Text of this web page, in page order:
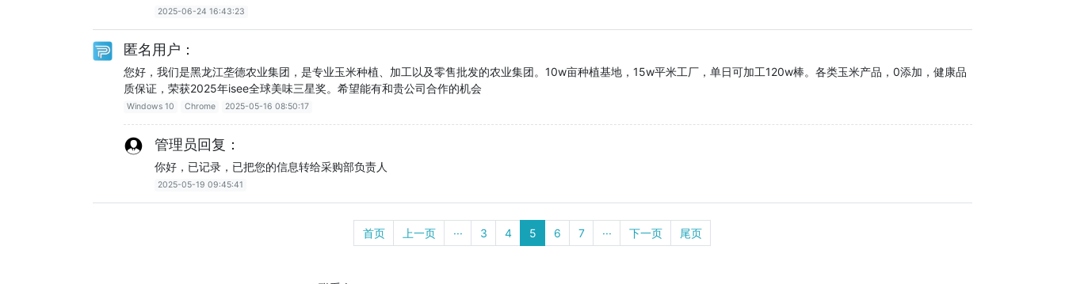
2025-06-24 16:43:23
匿名用户：
您好，我们是黑龙江垄德农业集团，是专业玉米种植、加工以及零售批发的农业集团。10w亩种植基地，15w平米工厂，单日可加工120w棒。各类玉米产品，0添加，健康品
质保证，荣获2025年isee全球美味三星奖。希望能有和贵公司合作的机会
Windows 10 Chrome 2025-05-16 08:50:17
管理员回复：
你好，已记录，已把您的信息转给采购部负责人
2025-05-19 09:45:41
首页 上一页 ··· 3 4 5 6 7 ··· 下一页 尾页